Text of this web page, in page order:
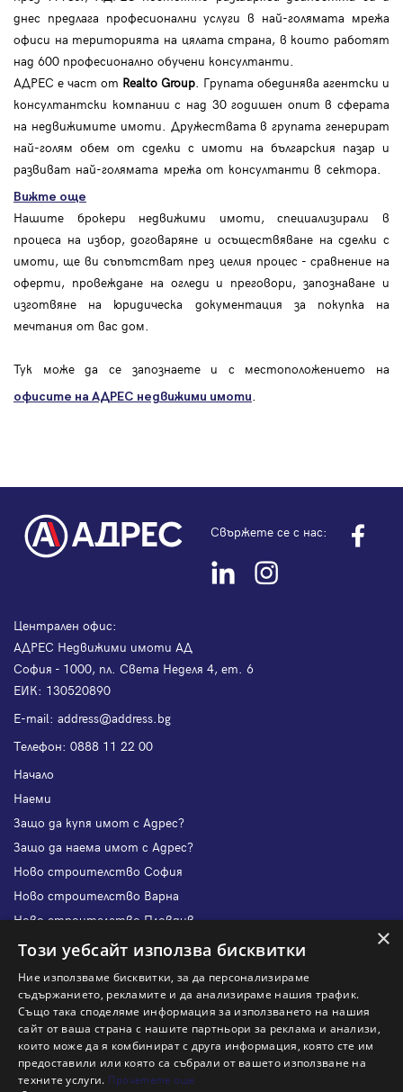
днес предлага професионални услуги в най-голямата мрежа
офиси на територията на цялата страна, в които работят
над 600 професионално обучени консултанти.
АДРЕС е част от Realto Group. Групата обединява агентски и
консултантски компании с над 30 годишен опит в сферата
на недвижимите имоти. Дружествата в групата генерират
най-голям обем от сделки с имоти на българския пазар и
развиват най-голямата мрежа от консултанти в сектора.
Вижте още
Нашите брокери недвижими имоти, специализирали в
процеса на избор, договаряне и осъществяване на сделки с
имоти, ще ви съпътстват през целия процес - сравнение на
оферти, провеждане на огледи и преговори, запознаване и
изготвяне на юридическа документация за покупка на
мечтания от вас дом.
Тук може да се запознаете и с местоположението на
офисите на АДРЕС недвижими имоти.
Свържете се с нас:
Централен офис:
АДРЕС Недвижими имоти АД
София - 1000, пл. Света Неделя 4, ет. 6
ЕИК: 130520890
Е-mail: address@address.bg
Телефон: 0888 11 22 00
Начало
Наеми
Защо да купя имот с Адрес?
Защо да наема имот с Адрес?
Ново строителство София
Ново строителство Варна
Ново строителство Пловдив
Ново строителство Бургас
Защо да отдам имот с Адрес?
Наши офиси
Кариери
Кои сме ние?
×
Този уебсайт използва бисквитки
Ние използваме бисквитки, за да персонализираме
съдържанието, рекламите и да анализираме нашия трафик.
Също така споделяме информация за използването на нашия
сайт от ваша страна с нашите партньори за реклама и анализи,
които може да я комбинират с друга информация, която сте им
предоставили или която са събрали от вашето използване на
техните услуги. Прочетете още